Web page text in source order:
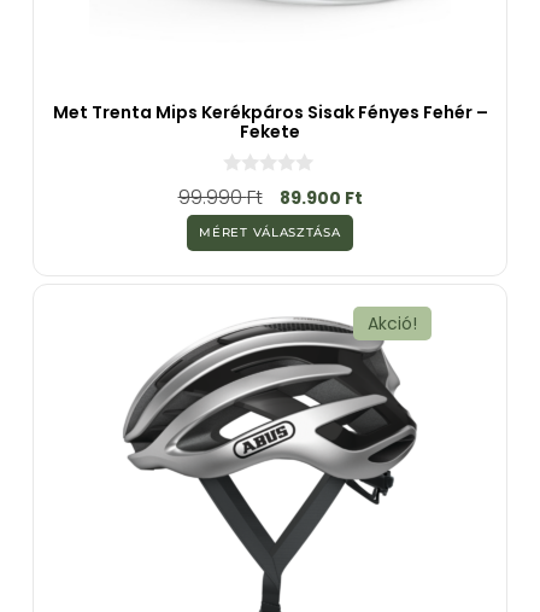
Met Trenta Mips Kerékpáros Sisak Fényes Fehér –
Fekete
0
a
5
-
b
ő
99.990Ft 89.900 Ft
MÉRET VÁLASZTÁSA
Akció!